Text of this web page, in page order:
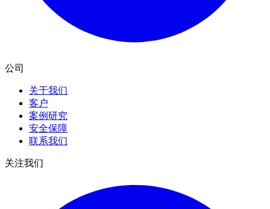
公司
关于我们
客户
案例研究
安全保障
联系我们
关注我们